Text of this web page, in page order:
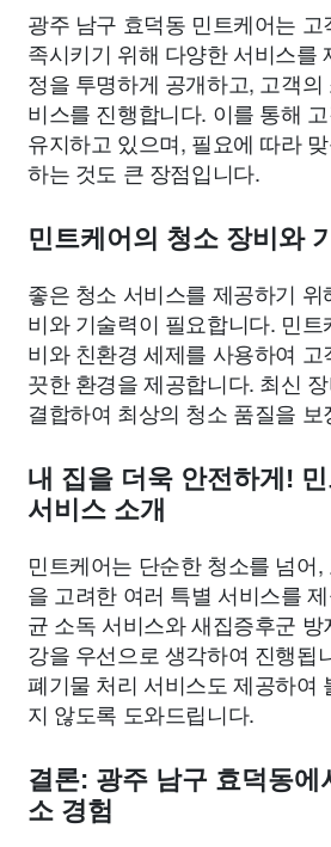
광주 남구 효덕동 민트케어는
족시키기 위해 다양한 서비스를
정을 투명하게 공개하고, 고객
비스를 진행합니다. 이를 통해
유지하고 있으며, 필요에 따라
하는 것도 큰 장점입니다.
민트케어의 청소 장비와
좋은 청소 서비스를 제공하기
비와 기술력이 필요합니다. 민
비와 친환경 세제를 사용하여
끗한 환경을 제공합니다. 최신
결합하여 최상의 청소 품질을 보
내 집을 더욱 안전하게!
서비스 소개
민트케어는 단순한 청소를 넘어
을 고려한 여러 특별 서비스를
균 소독 서비스와 새집증후군
강을 우선으로 생각하여 진행됩
폐기물 처리 서비스도 제공하여
지 않도록 도와드립니다.
결론: 광주 남구 효덕동에
소 경험